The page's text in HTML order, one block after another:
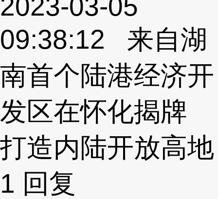
2023-03-05
09:38:12 来自湖
南首个陆港经济开
发区在怀化揭牌
打造内陆开放高地
1 回复